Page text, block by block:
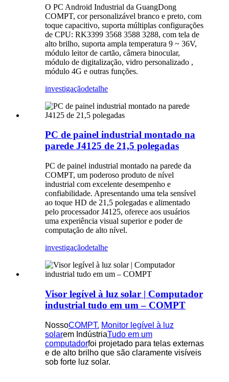
O PC Android Industrial da GuangDong
COMPT, cor personalizável branco e preto, com
toque capacitivo, suporta múltiplas configurações
de CPU: RK3399 3568 3588 3288, com tela de
alto brilho, suporta ampla temperatura 9 ~ 36V,
módulo leitor de cartão, câmera binocular,
módulo de digitalização, vidro personalizado ,
módulo 4G e outras funções.
investigaçãodetalhe
PC de painel industrial montado na
parede J4125 de 21,5 polegadas
PC de painel industrial montado na parede da
COMPT, um poderoso produto de nível
industrial com excelente desempenho e
confiabilidade. Apresentando uma tela sensível
ao toque HD de 21,5 polegadas e alimentado
pelo processador J4125, oferece aos usuários
uma experiência visual superior e poder de
computação de alto nível.
investigaçãodetalhe
Visor legível à luz solar | Computador
industrial tudo em um – COMPT
NossoCOMPT. Monitor legível à luz
solarem IndústriaTudo em um
computadorfoi projetado para telas externas
e de alto brilho que são claramente visíveis
sob forte luz solar.